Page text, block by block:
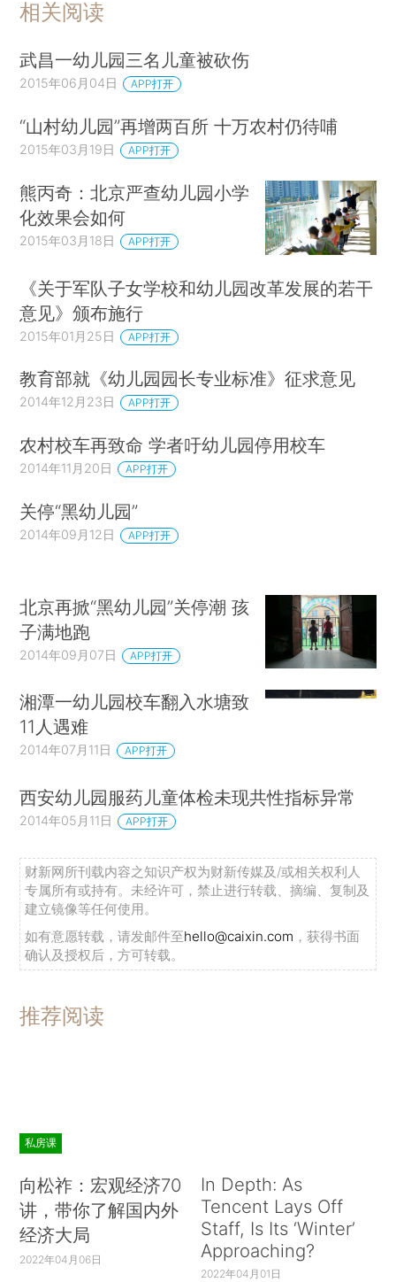
相关阅读
武昌一幼儿园三名儿童被砍伤
2015年06月04日 APP打开
“山村幼儿园”再增两百所 十万农村仍待哺
2015年03月19日 APP打开
熊丙奇：北京严查幼儿园小学
化效果会如何
2015年03月18日 APP打开
《关于军队子女学校和幼儿园改革发展的若干
意见》颁布施行
2015年01月25日 APP打开
教育部就《幼儿园园长专业标准》征求意见
2014年12月23日 APP打开
农村校车再致命 学者吁幼儿园停用校车
2014年11月20日 APP打开
关停“黑幼儿园”
2014年09月12日 APP打开
北京再掀“黑幼儿园”关停潮 孩
子满地跑
2014年09月07日 APP打开
湘潭一幼儿园校车翻入水塘致
11人遇难
2014年07月11日 APP打开
西安幼儿园服药儿童体检未现共性指标异常
2014年05月11日 APP打开
财新网所刊载内容之知识产权为财新传媒及/或相关权利人
专属所有或持有。未经许可，禁止进行转载、摘编、复制及
建立镜像等任何使用。
如有意愿转载，请发邮件至hello@caixin.com ，获得书面
确认及授权后，方可转载。
推荐阅读
私房课
向松祚：宏观经济70
讲，带你了解国内外
经济大局
2022年04月06日
In Depth: As
Tencent Lays Off
Staff, Is Its ‘Winter’
Approaching?
2022年04月01日